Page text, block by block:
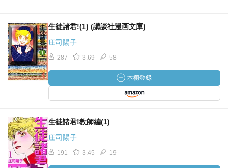
生徒諸君!(1) (講談社漫画文庫)
庄司陽子
287 3.69 58
生徒諸君!教師編(1)
庄司陽子
191 3.45 19